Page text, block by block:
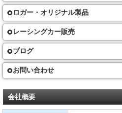
ロガー・オリジナル製品
レーシングカー販売
ブログ
お問い合わせ
会社概要